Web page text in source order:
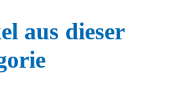
aus dieser